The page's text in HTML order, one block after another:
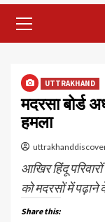
Menu
UTTRAKHAND
मदरसा बोर्ड
हमला
आखिर हिंदू
को मदरसों में
Share this: